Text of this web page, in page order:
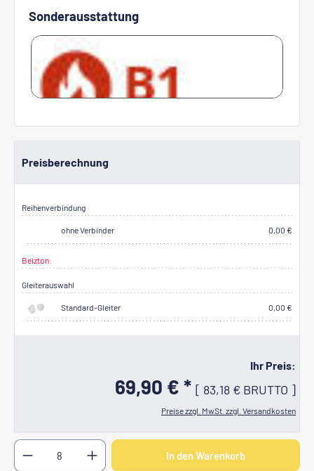
Sonderausstattung
Lackierung nach B1
Preisberechnung
Reihenverbindung
ohne Verbinder 0,00 €
Beizton:
Gleiterauswahl
Standard-Gleiter 0,00 €
Ihr Preis:
69,90 € * [ 83,18 € BRUTTO ]
Preise zzgl. MwSt. zzgl. Versandkosten
Produkt Anzahl: Gib den gewünschten Wert ein
In den Warenkorb